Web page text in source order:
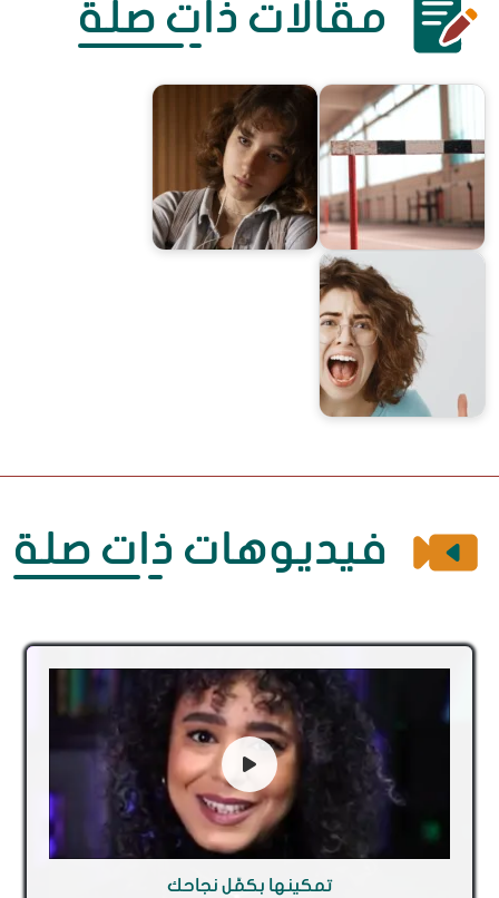
مقالات ذات صلة
حواجز تعيق تقدُّمنا في الحياة
فيديوهات ذات صلة
تمكينها بكمِّل نجاحك